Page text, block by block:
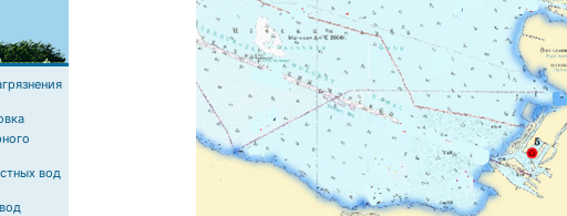
вод